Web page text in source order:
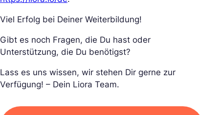
Viel Erfolg bei Deiner Weiterbildung!
Gibt es noch Fragen, die Du hast oder
Unterstützung, die Du benötigst?
Lass es uns wissen, wir stehen Dir gerne zur
Verfügung! – Dein Liora Team.